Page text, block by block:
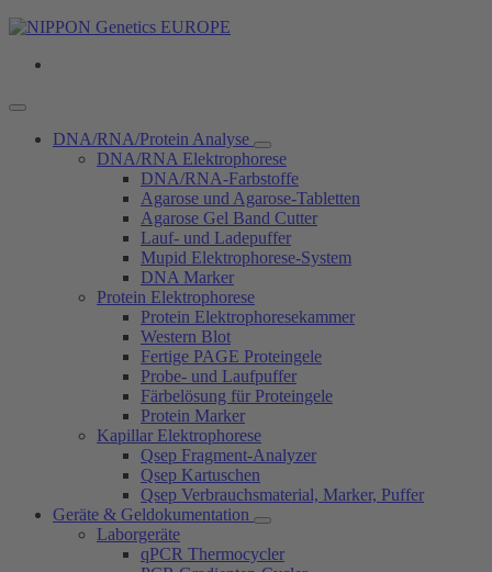
DNA/RNA/Protein Analyse
DNA/RNA Elektrophorese
DNA/RNA-Farbstoffe
Agarose und Agarose-Tabletten
Agarose Gel Band Cutter
Lauf- und Ladepuffer
Mupid Elektrophorese-System
DNA Marker
Protein Elektrophorese
Protein Elektrophoresekammer
Western Blot
Fertige PAGE Proteingele
Probe- und Laufpuffer
Färbelösung für Proteingele
Protein Marker
Kapillar Elektrophorese
Qsep Fragment-Analyzer
Qsep Kartuschen
Qsep Verbrauchsmaterial, Marker, Puffer
Geräte & Geldokumentation
Laborgeräte
qPCR Thermocycler